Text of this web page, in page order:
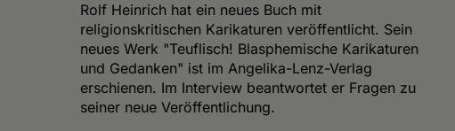
Rolf Heinrich hat ein neues Buch mit
religionskritischen Karikaturen veröffentlicht. Sein
neues Werk "Teuflisch! Blasphemische Karikaturen
und Gedanken" ist im Angelika-Lenz-Verlag
erschienen. Im Interview beantwortet er Fragen zu
seiner neue Veröffentlichung.